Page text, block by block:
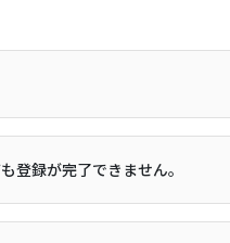
登録が完了できません。